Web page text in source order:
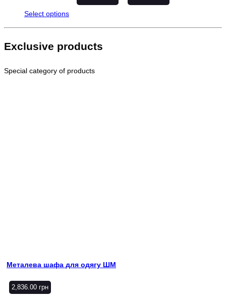
Select options
Exclusive products
Special category of products
Металева шафа для одягу ШМ
2,836.00 грн